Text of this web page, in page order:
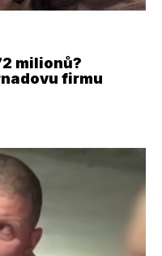
milionů?
firmu